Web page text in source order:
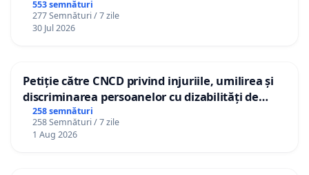
553 semnături
277 Semnături / 7 zile
30 Jul 2026
Petiție către CNCD privind injuriile, umilirea și
discriminarea persoanelor cu dizabilități de
către utilizatorul TikTok „Gorici”
258 semnături
258 Semnături / 7 zile
1 Aug 2026